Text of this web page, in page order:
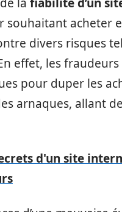
souhaitant acheter
divers risques
effet, les
pour duper les
arnaques, allant
d'un site